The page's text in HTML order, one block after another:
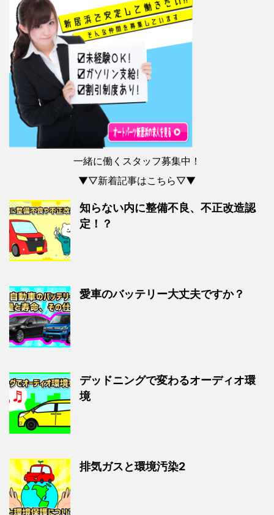
一緒に働くスタッフ募集中！
▼▽新着記事はこちら▽▼
知らない内に整備不良、不正改造認
定！？
愛車のバッテリー大丈夫ですか？
デッドニングで変わるオーディオ環
境
排気ガスと環境汚染2